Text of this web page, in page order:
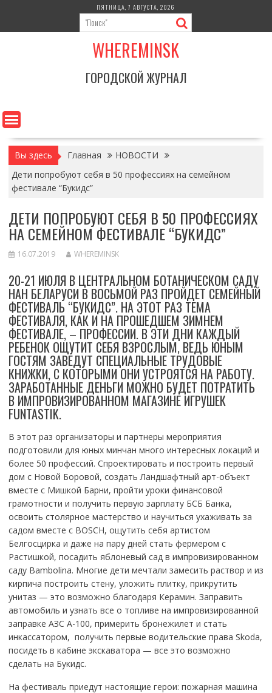
содержимому
ПЯТНИЦА, 7 АВГУСТА, 2026
WHEREMINSK
ГОРОДСКОЙ ЖУРНАЛ
Вы здесь Главная
НОВОСТИ
Дети попробуют себя в 50 профессиях на семейном
фестивале “Букидс”
ДЕТИ ПОПРОБУЮТ СЕБЯ В 50 ПРОФЕССИЯХ
НА СЕМЕЙНОМ ФЕСТИВАЛЕ “БУКИДС”
16.07.2019 WHEREMINSK
20-21 ИЮЛЯ В ЦЕНТРАЛЬНОМ БОТАНИЧЕСКОМ САДУ
НАН БЕЛАРУСИ В ВОСЬМОЙ РАЗ ПРОЙДЕТ СЕМЕЙНЫЙ
ФЕСТИВАЛЬ “БУКИДС”. НА ЭТОТ РАЗ ТЕМА
ФЕСТИВАЛЯ, КАК И НА ПРОШЕДШЕМ ЗИМНЕМ
ФЕСТИВАЛЕ, – ПРОФЕССИИ. В ЭТИ ДНИ КАЖДЫЙ
РЕБЕНОК ОЩУТИТ СЕБЯ ВЗРОСЛЫМ, ВЕДЬ ЮНЫМ
ГОСТЯМ ЗАВЕДУТ СПЕЦИАЛЬНЫЕ ТРУДОВЫЕ
КНИЖКИ, С КОТОРЫМИ ОНИ УСТРОЯТСЯ НА РАБОТУ.
ЗАРАБОТАННЫЕ ДЕНЬГИ МОЖНО БУДЕТ ПОТРАТИТЬ
В ИМПРОВИЗИРОВАННОМ МАГАЗИНЕ ИГРУШЕК
FUNTASTIK.
В этот раз организаторы и партнеры мероприятия
подготовили для юных минчан много интересных локаций и
более 50 профессий. Спроектировать и построить первый
дом с Новой Боровой, создать Ландшафтный арт-объект
вместе с Мишкой Барни, пройти уроки финансовой
грамотности и получить первую зарплату БСБ Банка,
освоить столярное мастерство и научиться ухаживать за
садом вместе с BOSCH, ощутить себя артистом
Белгосцирка и даже на пару дней стать фермером с
Растишкой, посадить яблоневый сад в импровизированном
саду Bambolina. Многие дети мечтали замесить раствор и из
кирпича построить стену, уложить плитку, прикрутить
унитаз — это возможно благодаря Керамин. Заправить
автомобиль и узнать все о топливе на импровизированной
заправке АЗС А-100, примерить бронежилет и стать
инкассатором, получить первые водительские права Skoda,
посидеть в кабине экскаватора — все это возможно
сделать на Букидс.
На фестиваль приедут настоящие герои: пожарная машина